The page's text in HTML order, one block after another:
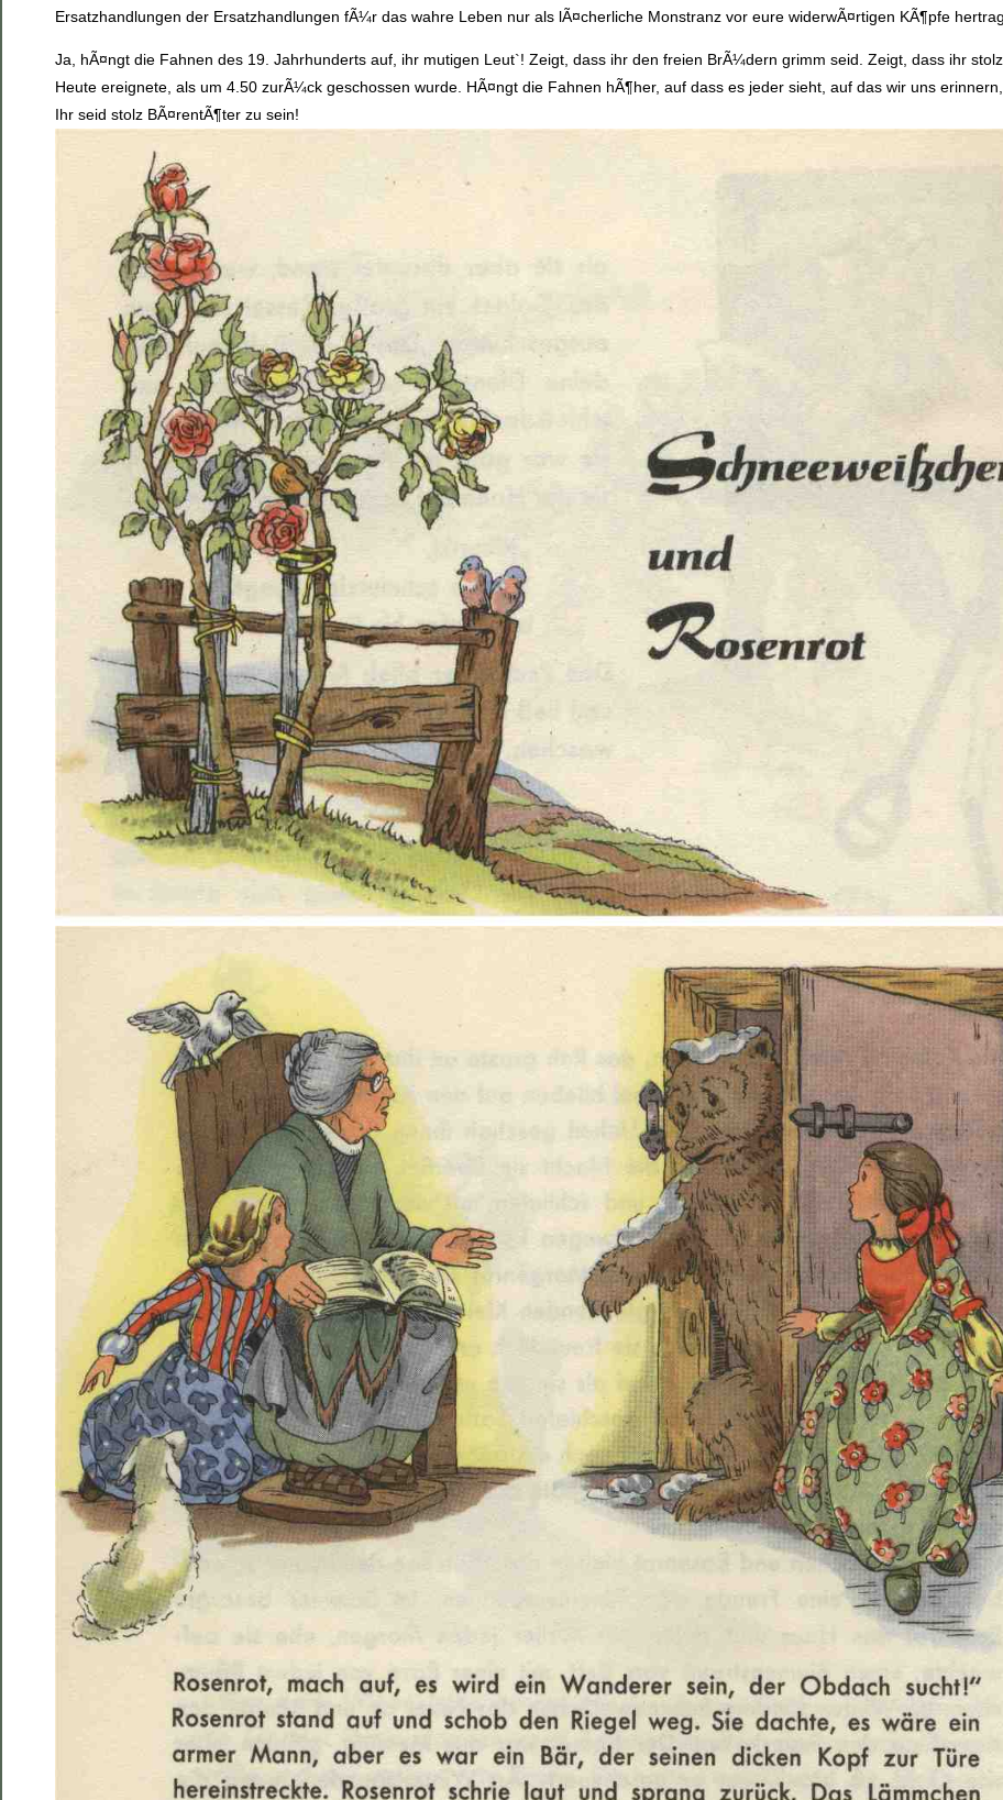
Ersatzhandlungen der Ersatzhandlungen fÃ¼r das wahre Leben nur als lÃ¤cherliche Monstranz vor eure widerwÃ¤rtigen KÃ¶pfe
Ja, hÃ¤ngt die Fahnen des 19. Jahrhunderts auf, ihr mutigen Leut`! Zeigt, dass ihr den freien BrÃ¼dern grimm seid. Zeigt, dass ihr
Heute ereignete, als um 4.50 zurÃ¼ck geschossen wurde. HÃ¤ngt die Fahnen hÃ¶her, auf dass es jeder sieht, auf das wir uns
Ihr seid stolz BÃ¤rentÃ¶ter zu sein!